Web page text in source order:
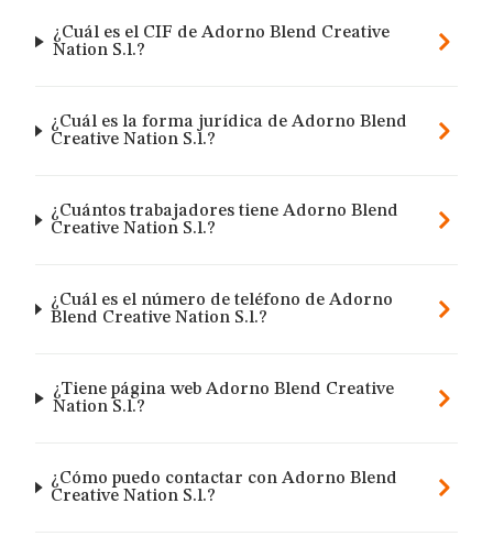
¿Cuál es el CIF de Adorno Blend Creative
Nation S.l.?
¿Cuál es la forma jurídica de Adorno Blend
Creative Nation S.l.?
¿Cuántos trabajadores tiene Adorno Blend
Creative Nation S.l.?
¿Cuál es el número de teléfono de Adorno
Blend Creative Nation S.l.?
¿Tiene página web Adorno Blend Creative
Nation S.l.?
¿Cómo puedo contactar con Adorno Blend
Creative Nation S.l.?